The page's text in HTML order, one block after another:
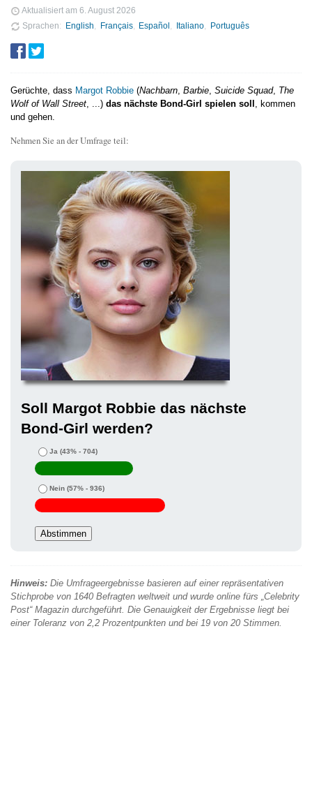
Aktualisiert am 6. August 2026
Sprachen
English Français Español Italiano Português
Gerüchte, dass Margot Robbie (Nachbarn, Barbie, Suicide Squad, The
Wolf of Wall Street, ...) das nächste Bond-Girl spielen soll , kommen
und gehen.
Nehmen Sie an der Umfrage teil:
Soll Margot Robbie das nächste
Bond-Girl werden?
Ja (43% - 704)
Nein (57% - 936)
Hinweis: Die Umfrageergebnisse basieren auf einer repräsentativen
Stichprobe von 1640 Befragten weltweit und wurde online fürs „Celebrity
Post“ Magazin durchgeführt. Die Genauigkeit der Ergebnisse liegt bei
einer Toleranz von 2,2 Prozentpunkten und bei 19 von 20 Stimmen.